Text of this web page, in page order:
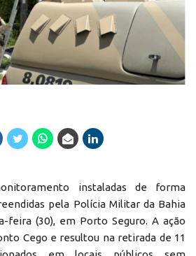
instaladas de forma
pela Polícia Militar da Bahia
feira (30), em Porto Seguro. A ação
Cego e resultou na retirada de 11